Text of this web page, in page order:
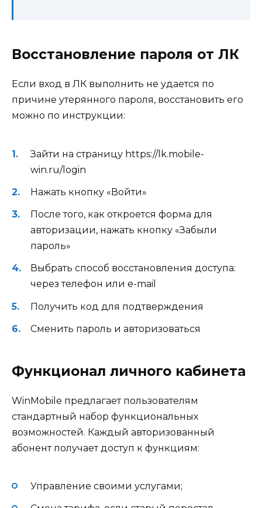
Восстановление пароля от ЛК
Если вход в ЛК выполнить не удается по
причине утерянного пароля, восстановить его
можно по инструкции:
Зайти на страницу https://lk.mobile-
win.ru/login
Нажать кнопку «Войти»
После того, как откроется форма для
авторизации, нажать кнопку «Забыли
пароль»
Выбрать способ восстановления доступа:
через телефон или e-mail
Получить код для подтверждения
Сменить пароль и авторизоваться
Функционал личного кабинета
WinMobile предлагает пользователям
стандартный набор функциональных
возможностей. Каждый авторизованный
абонент получает доступ к функциям:
Управление своими услугами;